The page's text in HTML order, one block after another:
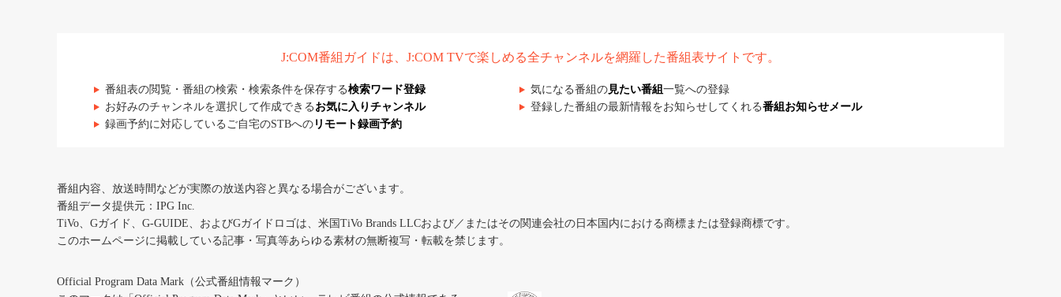
J:COM番組ガイドは、J:COM TVで楽しめる全チャンネルを網羅した番組表サイトです。
番組表の閲覧・番組の検索・検索条件を保存する検索ワード登録 気になる番組の見たい番組 一覧への登録
お好みのチャンネルを選択して作成できる お気に入りチャンネル 登録した番組の最新情報をお知らせしてくれる番組お知らせメール
録画予約に対応しているご自宅のSTBへの リモート録画予約
番組内容、放送時間などが実際の放送内容と異なる場合がございます。
番組データ提供元：IPG Inc.
TiVo、Gガイド、G-GUIDE、およびGガイドロゴは、米国TiVo Brands LLCおよび／またはその関連会社の日本国内における商標または登録商標です。
このホームページに掲載している記事・写真等あらゆる素材の無断複写・転載を禁じます。
Official Program Data Mark（公式番組情報マーク）